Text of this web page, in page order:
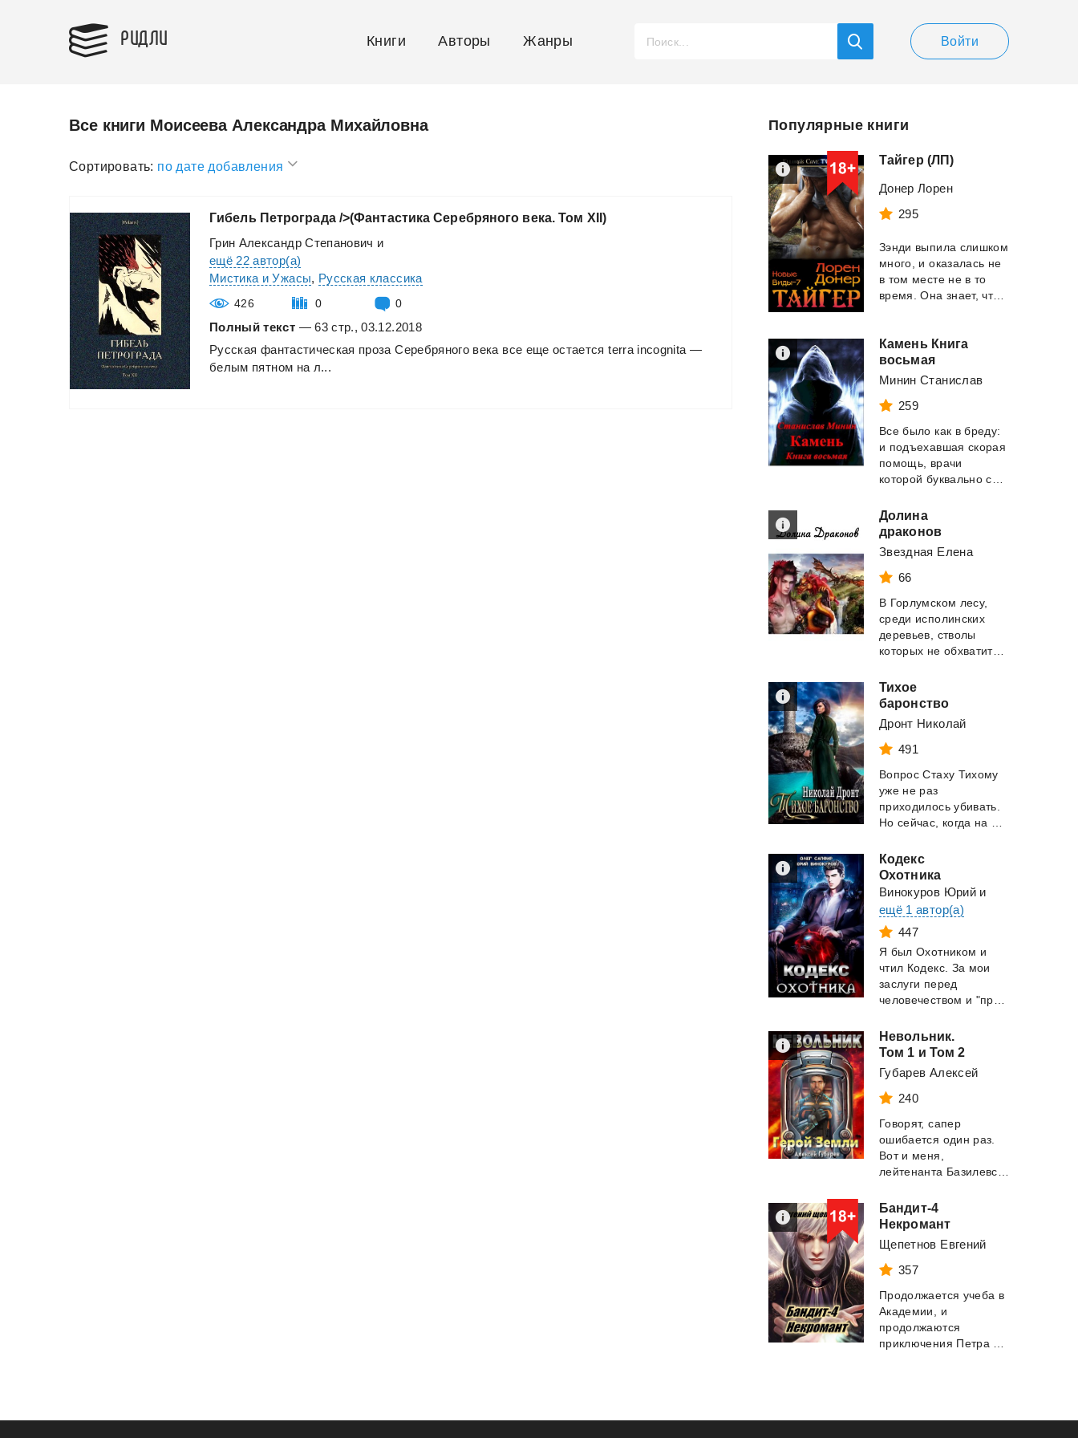
РИДЛИ Книги Авторы Жанры Войти
Все книги Моисеева Александра Михайловна
Сортировать: по дате добавления
Гибель Петрограда />(Фантастика Серебряного века. Том XII)
Грин Александр Степанович и
ещё 22 автор(а)
Мистика и Ужасы, Русская классика
426 0 0
Полный текст — 63 стр., 03.12.2018
Русская фантастическая проза Серебряного века все еще остается terra incognita —
белым пятном на л...
Популярные книги
Тайгер (ЛП)
Донер Лорен
295
Зэнди выпила слишком
много, и оказалась не
в том месте не в то
время. Она знает, что сейчас ум...
Камень Книга
восьмая
Минин Станислав
259
Все было как в бреду:
и подъехавшая скорая
помощь, врачи
Долина
драконов
Звездная Елена
66
В Горлумском лесу,
среди исполинских
деревьев, стволы
которых не обхватить и вчетвером, по единств...
Тихое
баронство
Дронт Николай
491
Вопрос Стаху Тихому
уже не раз
приходилось убивать.
Кодекс
Охотника
Винокуров Юрийи
ещё 1 автор(а)
447
Я был Охотником и
чтил Кодекс. За мои
заслуги перед
Невольник.
Том 1 и Том 2
Губарев Алексей
240
Говорят, сапер
ошибается один раз.
Вот и меня,
Бандит-4
Некромант
Щепетнов Евгений
357
Продолжается учеба в
Академии, и
продолжаются